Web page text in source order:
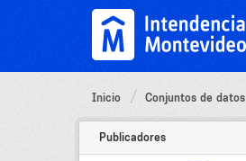
Inicio Conjuntos de datos
Publicadores